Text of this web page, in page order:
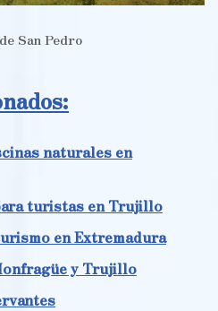
San Pedro
naturales en
turistas en Trujillo
en Extremadura
y Trujillo